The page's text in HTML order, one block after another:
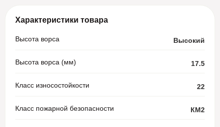
Характеристики товара
Высота ворса Высокий
Высота ворса (мм) 17.5
Класс износостойкости 22
Класс пожарной безопасности КМ2